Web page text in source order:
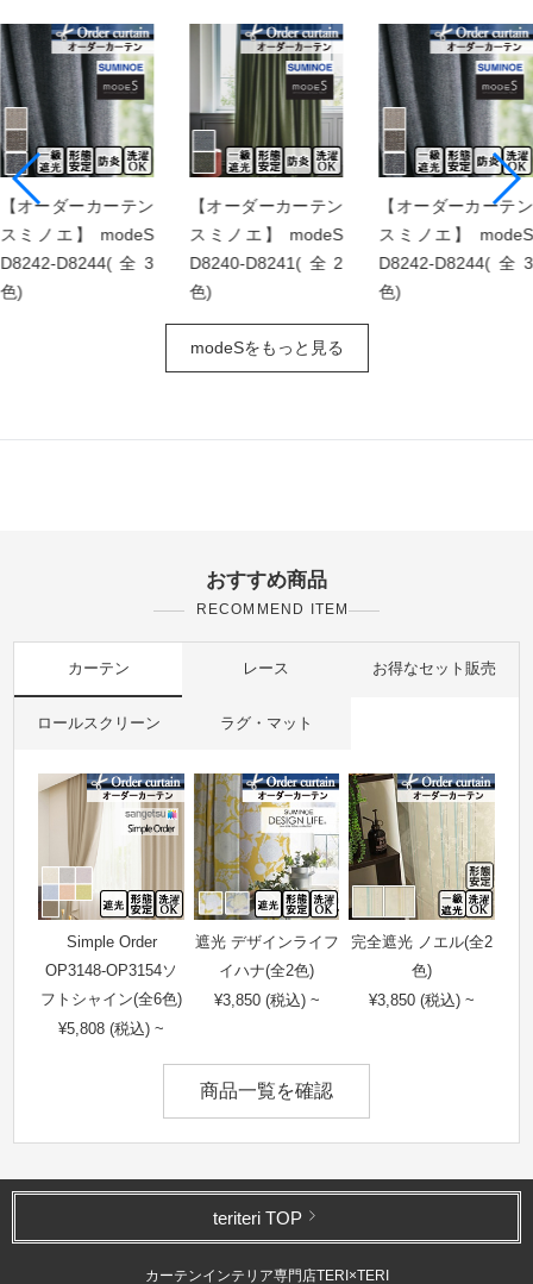
【オーダーカーテン
スミノエ】 modeS
D8242-D8244(全3
色)
【オーダーカーテン
スミノエ】 modeS
D8240-D8241(全2
色)
【オーダーカーテン
スミノエ】 modeS
D8242-D8244(全3
色)
modeSをもっと見る
おすすめ商品
RECOMMEND ITEM
カーテン レース お得なセット販売
ロールスクリーン ラグ・マット
Simple Order
OP3148-OP3154ソ
フトシャイン(全6色)
¥5,808 (税込) ~
遮光 デザインライフ
イハナ(全2色)
¥3,850 (税込) ~
完全遮光 ノエル(全2
色)
¥3,850 (税込) ~
商品一覧を確認
teriteri TOP
カーテンインテリア専門店TERI×TERI